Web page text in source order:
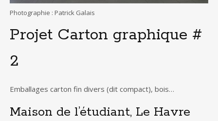
Photographie : Patrick Galais
Projet Carton graphique #
2
Emballages carton fin divers (dit compact), bois…
Maison de l’étudiant, Le Havre